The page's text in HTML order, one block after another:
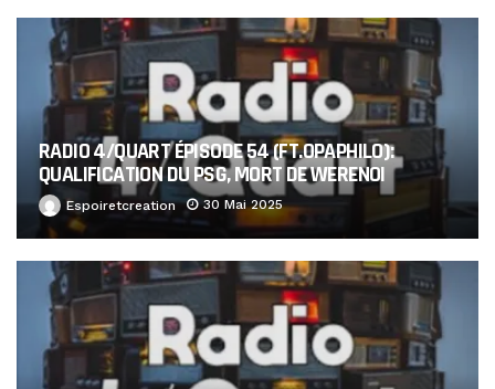
RADIO 4/QUART ÉPISODE 54 (FT.OPAPHILO):
QUALIFICATION DU PSG, MORT DE WERENOI
Espoiretcreation 30 Mai 2025